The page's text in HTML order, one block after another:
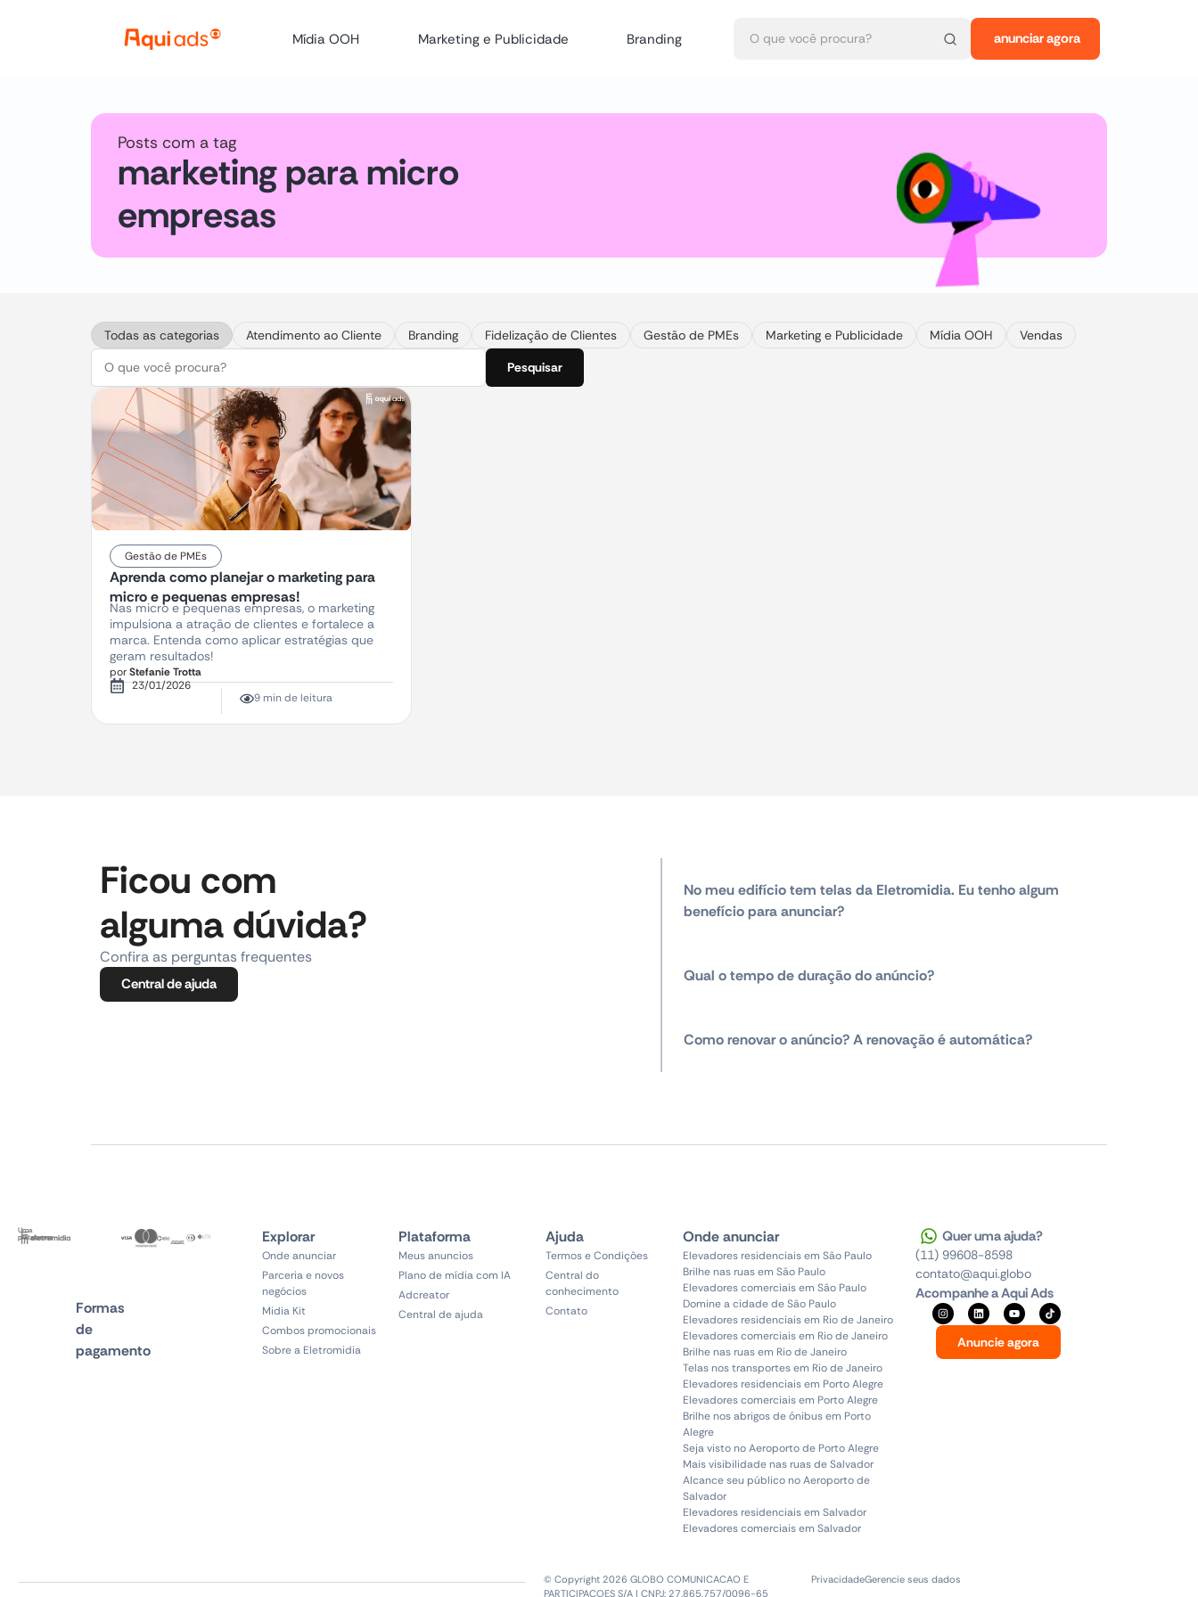
Mídia OOH Marketing e Publicidade Branding anunciar agora
Posts com a tag
marketing para micro
empresas
Todas as categorias Atendimento ao Cliente Branding Fidelização de Clientes Gestão de PMEs Marketing e Publicidade Mídia OOH
Vendas
Pesquisar
Gestão de PMEs
Aprenda como planejar o marketing para
micro e pequenas empresas!
Nas micro e pequenas empresas, o marketing
impulsiona a atração de clientes e fortalece a
marca. Entenda como aplicar estratégias que
geram resultados!
porStefanie Trotta
23/01/2026
9 min de leitura
Ficou com
alguma dúvida?
Confira as perguntas frequentes
Central de ajuda
No meu edifício tem telas da Eletromidia. Eu tenho algum
benefício para anunciar?
Qual o tempo de duração do anúncio?
Como renovar o anúncio? A renovação é automática?
Uma
plataforma
Formas
de
pagamento
Explorar
Onde anunciar
Parceria e novos
negócios
Midia Kit
Combos promocionais
Sobre a Eletromidia
Plataforma
Meus anuncios
Plano de mídia com IA
Adcreator
Central de ajuda
Ajuda
Termos e Condições
Central do
conhecimento
Contato
Onde anunciar
Elevadores residenciais em São Paulo
Brilhe nas ruas em São Paulo
Elevadores comerciais em São Paulo
Domine a cidade de São Paulo
Elevadores residenciais em Rio de Janeiro
Elevadores comerciais em Rio de Janeiro
Brilhe nas ruas em Rio de Janeiro
Telas nos transportes em Rio de Janeiro
Elevadores residenciais em Porto Alegre
Elevadores comerciais em Porto Alegre
Brilhe nos abrigos de ônibus em Porto
Alegre
Seja visto no Aeroporto de Porto Alegre
Mais visibilidade nas ruas de Salvador
Alcance seu público no Aeroporto de
Salvador
Elevadores residenciais em Salvador
Elevadores comerciais em Salvador
Quer uma ajuda?
(11) 99608-8598
contato@aqui.globo
Acompanhe a Aqui Ads
Anuncie agora
© Copyright 2026 GLOBO COMUNICACAO E
PARTICIPACOES S/A | CNPJ: 27.865.757/0096-65
PrivacidadeGerencie seus dados